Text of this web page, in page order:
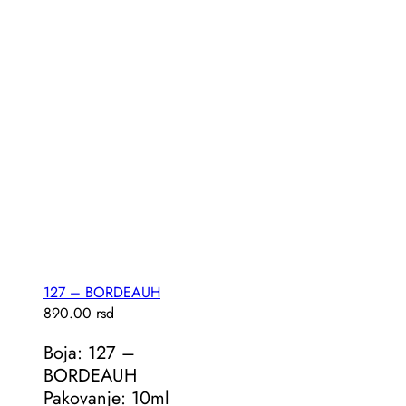
127 – BORDEAUH
890.00 rsd
Boja: 127 –
BORDEAUH
Pakovanje: 10ml